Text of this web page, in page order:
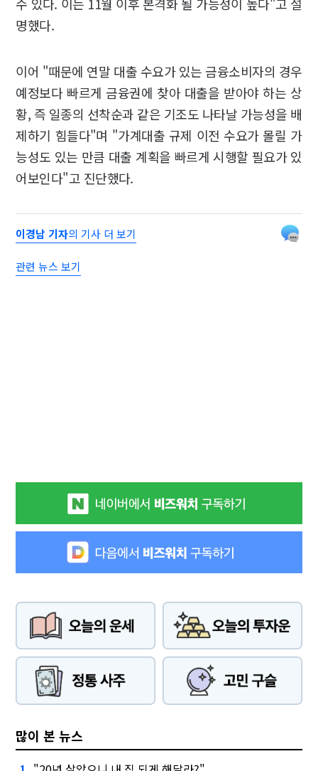
명했다.
이어 "때문에 연말 대출 수요가 있는 금융소비자의 경우
예정보다 빠르게 금융권에 찾아 대출을 받아야 하는 상
황, 즉 일종의 선착순과 같은 기조도 나타날 가능성을 배
제하기 힘들다"며 "가계대출 규제 이전 수요가 몰릴 가
능성도 있는 만큼 대출 계획을 빠르게 시행할 필요가 있
어보인다"고 진단했다.
이경남 기자의 기사 더 보기
관련 뉴스 보기
많이 본 뉴스